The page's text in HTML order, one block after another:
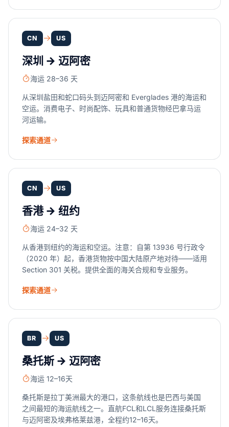
CN US
深圳 → 迈阿密
海运 28–36 天
从深圳盐田和蛇口码头到迈阿密和 Everglades 港的海运和
空运。消费电子、时尚配饰、玩具和普通货物经巴拿马运
河运输。
探索通道
CN US
香港 → 纽约
海运 24–32 天
从香港到纽约的海运和空运。注意：自第 13936 号行政令
（2020 年）起，香港货物按中国大陆原产地对待——适用
Section 301 关税。提供全面的海关合规和专业服务。
探索通道
BR US
桑托斯 → 迈阿密
海运 12–16天
桑托斯是拉丁美洲最大的港口，这条航线也是巴西与美国
之间最短的海运航线之一。直航FCL和LCL服务连接桑托斯
与迈阿密及埃弗格莱兹港，全程约12–16天。